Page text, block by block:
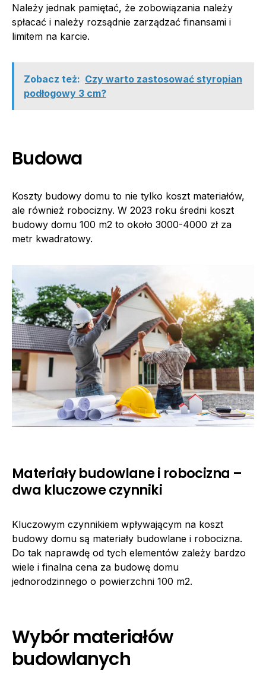
Należy jednak pamiętać, że zobowiązania należy
spłacać i należy rozsądnie zarządzać finansami i
limitem na karcie.
Zobacz też: Czy warto zastosować styropian
podłogowy 3 cm?
Budowa
Koszty budowy domu to nie tylko koszt materiałów,
ale również robocizny. W 2023 roku średni koszt
budowy domu 100 m2 to około 3000-4000 zł za
metr kwadratowy.
Materiały budowlane i robocizna –
dwa kluczowe czynniki
Kluczowym czynnikiem wpływającym na koszt
budowy domu są materiały budowlane i robocizna.
Do tak naprawdę od tych elementów zależy bardzo
wiele i finalna cena za budowę domu
jednorodzinnego o powierzchni 100 m2.
Wybór materiałów
budowlanych